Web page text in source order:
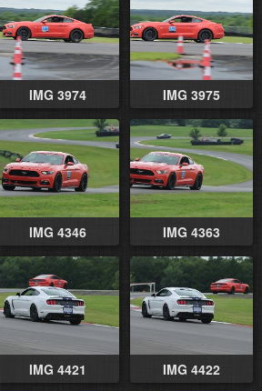
IMG 3974 IMG 3975
IMG 4346 IMG 4363
IMG 4421 IMG 4422